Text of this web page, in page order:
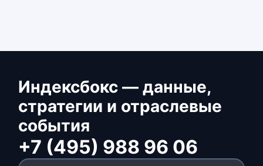
Индексбокс — данные,
стратегии и отраслевые
события
+7 (495) 988 96 06